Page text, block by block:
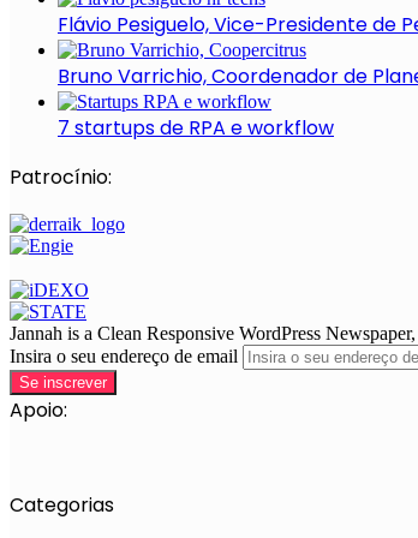
Flávio Pesiguelo, Vice-Presidente de
Bruno Varrichio, Coordenador de
7 startups de RPA e workflow
Patrocínio:
Jannah is a Clean Responsive WordPress
Insira o seu endereço de email
Apoio:
Categorias